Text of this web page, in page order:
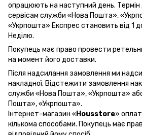
опрацюють на наступний день.
сервісам служби «Нова Пошта»,
«Укрпошта» Експрес становить від 1
Неділю.
Покупець має право провести
на момент його доставки.
Після надсилання замовлення ми
накладної. Відстежити замовлення
служби «Нова Пошта», «Укрпошта»
Пошта», «Укрпошта».
Інтернет-магазин «Housstore»
кількома способами. Покупець має